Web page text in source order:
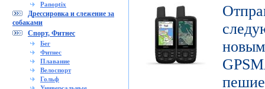
Panoptix
Дрессировка и слежение за
собаками
Спорт, Фитнес
Бег
Фитнес
Плавание
Велоспорт
Гольф